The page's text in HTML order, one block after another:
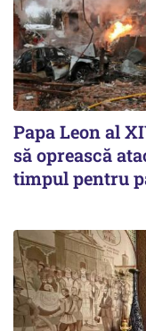
Papa Leon al
să oprească
timpul pentru